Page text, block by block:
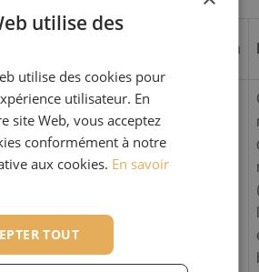
Expiration
www.google.com
utilise des
utilise des cookies pour
utilisateur. En
site Web, vous acceptez
conformément à notre
aux cookies. En savoir
TOUT